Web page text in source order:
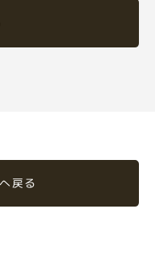
戻る